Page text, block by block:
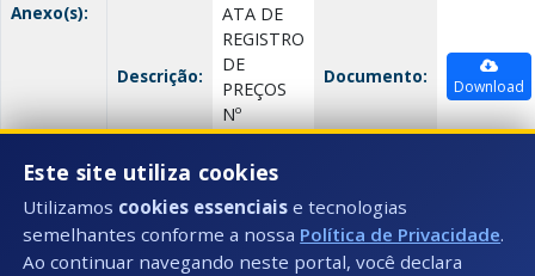
Anexo(s):
Descrição:
ATA DE
REGISTRO
DE
PREÇOS
Nº
96/2024
Documento: Download
Termo de Cessão de Uso nº 021/2024
Data:
01/04/2024
Este site utiliza cookies
Utilizamos cookies essenciais e tecnologias
semelhantes conforme a nossa Política de Privacidade.
Ao continuar navegando neste portal, você declara